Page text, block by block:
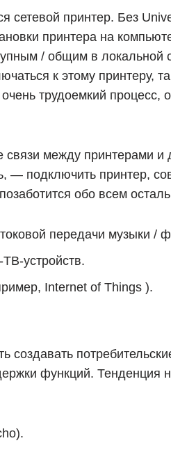
сетевой принтер. Без
принтера на
/ общим в локальной
к этому принтеру,
трудоемкий процесс,
между принтерами и
— подключить принтер,
обо всем
передачи музыки /
устройств.
Internet of Things ).
создавать
функций. Тенденция